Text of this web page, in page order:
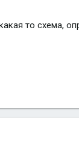
то схема,